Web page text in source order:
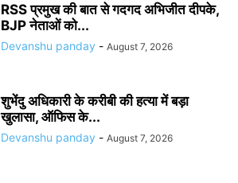
RSS प्रमुख की बात से गदगद अभिजीत दीपके,
BJP नेताओं को...
Devanshu panday - August 7, 2026
शुभेंदु अधिकारी के करीबी की हत्या में बड़ा
खुलासा, ऑफिस के...
Devanshu panday - August 7, 2026